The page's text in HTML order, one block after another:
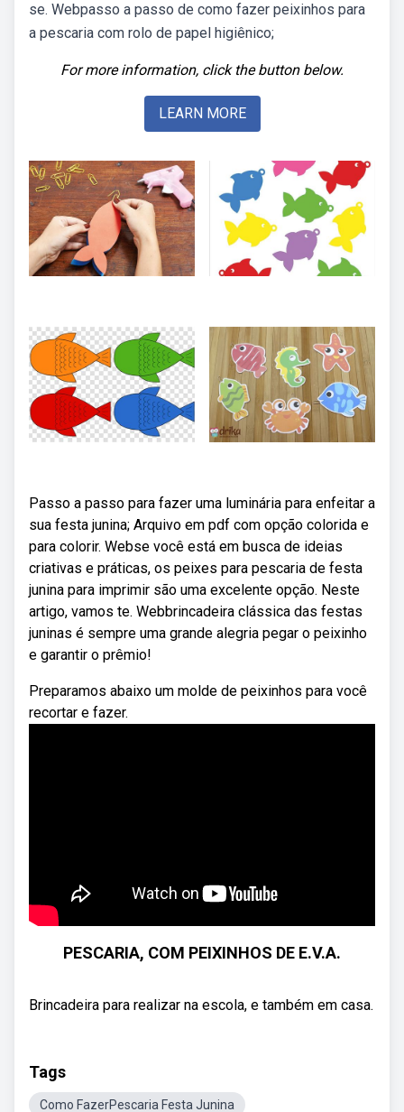
se. Webpasso a passo de como fazer peixinhos para
a pescaria com rolo de papel higiênico;
For more information, click the button below.
LEARN MORE
Passo a passo para fazer uma luminária para enfeitar a
sua festa junina; Arquivo em pdf com opção colorida e
para colorir. Webse você está em busca de ideias
criativas e práticas, os peixes para pescaria de festa
junina para imprimir são uma excelente opção. Neste
artigo, vamos te. Webbrincadeira clássica das festas
juninas é sempre uma grande alegria pegar o peixinho
e garantir o prêmio!
Preparamos abaixo um molde de peixinhos para você
recortar e fazer.
PESCARIA, COM PEIXINHOS DE E.V.A.
Brincadeira para realizar na escola, e também em casa.
Tags
Como FazerPescaria Festa Junina